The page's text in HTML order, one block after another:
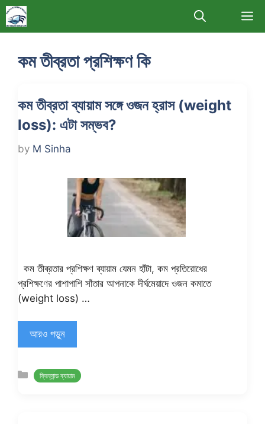
Skip
to
content
কম তীব্রতা প্রশিক্ষণ কি
কম তীব্রতা ব্যায়াম সঙ্গে ওজন হ্রাস (weight
loss): এটা সম্ভব?
by M Sinha
কম তীব্রতার প্রশিক্ষণ ব্যায়াম যেমন হাঁটা, কম প্রতিরোধের
প্রশিক্ষণের পাশাপাশি সাঁতার আপনাকে দীর্ঘমেয়াদে ওজন কমাতে
(weight loss) …
আরও পড়ুন
Categories
ফ্রিহ্যান্ড ব্যায়াম